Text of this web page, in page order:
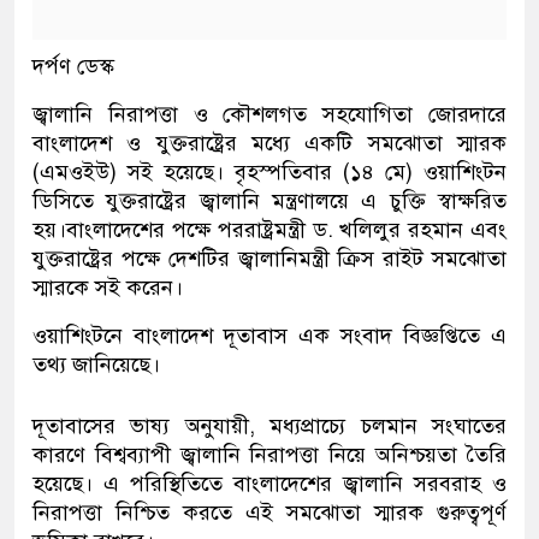
দর্পণ ডেস্ক
জ্বালানি নিরাপত্তা ও কৌশলগত সহযোগিতা জোরদারে
বাংলাদেশ ও যুক্তরাষ্ট্রের মধ্যে একটি সমঝোতা স্মারক
(এমওইউ) সই হয়েছে। বৃহস্পতিবার (১৪ মে) ওয়াশিংটন
ডিসিতে যুক্তরাষ্ট্রের জ্বালানি মন্ত্রণালয়ে এ চুক্তি স্বাক্ষরিত
হয়।বাংলাদেশের পক্ষে পররাষ্ট্রমন্ত্রী ড. খলিলুর রহমান এবং
যুক্তরাষ্ট্রের পক্ষে দেশটির জ্বালানিমন্ত্রী ক্রিস রাইট সমঝোতা
স্মারকে সই করেন।
ওয়াশিংটনে বাংলাদেশ দূতাবাস এক সংবাদ বিজ্ঞপ্তিতে এ
তথ্য জানিয়েছে।
দূতাবাসের ভাষ্য অনুযায়ী, মধ্যপ্রাচ্যে চলমান সংঘাতের
কারণে বিশ্বব্যাপী জ্বালানি নিরাপত্তা নিয়ে অনিশ্চয়তা তৈরি
হয়েছে। এ পরিস্থিতিতে বাংলাদেশের জ্বালানি সরবরাহ ও
নিরাপত্তা নিশ্চিত করতে এই সমঝোতা স্মারক গুরুত্বপূর্ণ